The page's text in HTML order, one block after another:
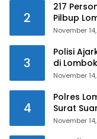
2
217
Pilbup
November
3
Polisi
di
November
4
Polres
Surat
November